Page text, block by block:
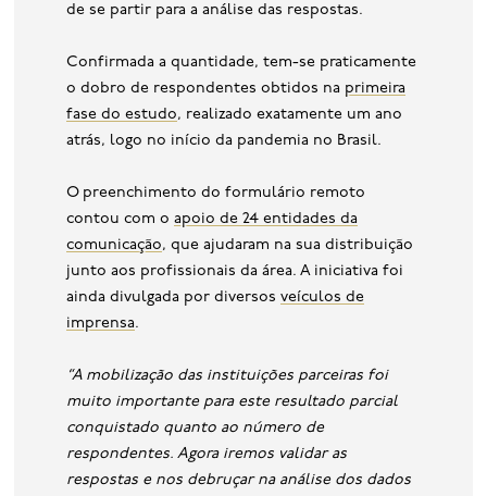
de se partir para a análise das respostas.
Confirmada a quantidade, tem-se praticamente
o dobro de respondentes obtidos na primeira
fase do estudo, realizado exatamente um ano
atrás, logo no início da pandemia no Brasil.
O preenchimento do formulário remoto
contou com oapoio de 24 entidades da
comunicação, que ajudaram na sua distribuição
junto aos profissionais da área. A iniciativa foi
ainda divulgada por diversosveículos de
imprensa.
“A mobilização das instituições parceiras foi
muito importante para este resultado parcial
conquistado quanto ao número de
respondentes. Agora iremos validar as
respostas e nos debruçar na análise dos dados